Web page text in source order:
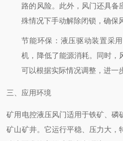
路的风险。此外，风门还具备
殊情况下手动解除闭锁，确保
节能环保 ：液压驱动装置采
机，降低了能源消耗。同时，
可以根据实际情况调整，进一
三、应用环境
矿用电控液压风门适用于铁矿、磷
矿山矿井。它运行平稳、压力大，